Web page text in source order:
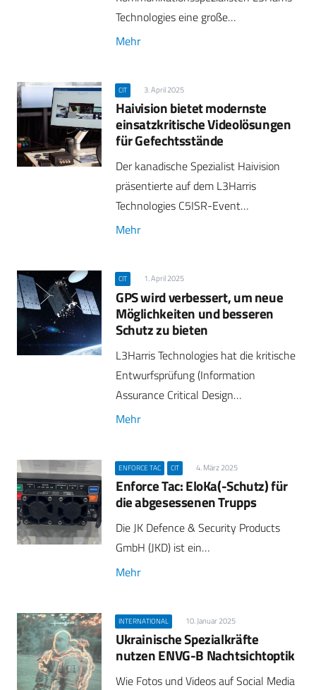
Technologies eine große…
Mehr
CIT 3. April 2025
Haivision bietet modernste
einsatzkritische Videolösungen
für Gefechtsstände
Der kanadische Spezialist Haivision
präsentierte auf dem L3Harris
Technologies C5ISR-Event…
Mehr
CIT 1. April 2025
GPS wird verbessert, um neue
Möglichkeiten und besseren
Schutz zu bieten
L3Harris Technologies hat die kritische
Entwurfsprüfung (Information
Assurance Critical Design…
Mehr
ENFORCE TAC CIT 4. März 2025
Enforce Tac: EloKa(-Schutz) für
die abgesessenen Trupps
Die JK Defence & Security Products
GmbH (JKD) ist ein…
Mehr
INTERNATIONAL 10. Januar 2025
Ukrainische Spezialkräfte
nutzen ENVG-B Nachtsichtoptik
Wie Fotos und Videos auf Social Media